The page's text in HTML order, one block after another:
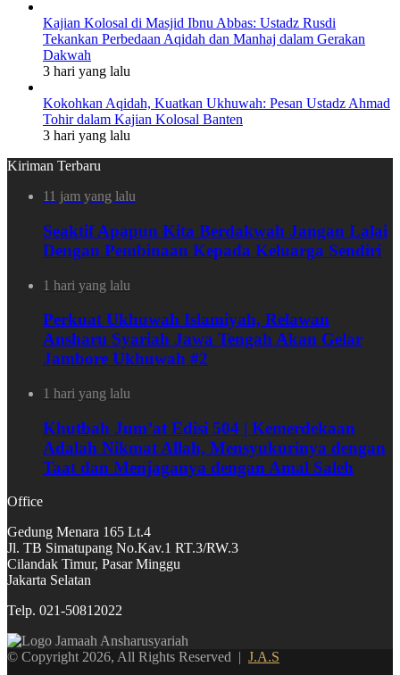
Kajian Kolosal di Masjid Ibnu Abbas: Ustadz Rusdi
Tekankan Perbedaan Aqidah dan Manhaj dalam Gerakan
Dakwah
3 hari yang lalu
Kokohkan Aqidah, Kuatkan Ukhuwah: Pesan Ustadz Ahmad
Tohir dalam Kajian Kolosal Banten
3 hari yang lalu
Kiriman Terbaru
11 jam yang lalu
Seaktif Apapun Kita Berdakwah Jangan Lalai
Dengan Pembinaan Kepada Keluarga Sendiri
1 hari yang lalu
Perkuat Ukhuwah Islamiyah, Relawan
Ansharu Syariah Jawa Tengah Akan Gelar
Jambore Ukhuwah #2
1 hari yang lalu
Khutbah Jum’at Edisi 504 | Kemerdekaan
Adalah Nikmat Allah, Mensyukurinya dengan
Taat dan Menjaganya dengan Amal Saleh
Office
Gedung Menara 165 Lt.4
Jl. TB Simatupang No.Kav.1 RT.3/RW.3
Cilandak Timur, Pasar Minggu
Jakarta Selatan
Telp. 021-50812022
© Copyright 2026, All Rights Reserved | J.A.S